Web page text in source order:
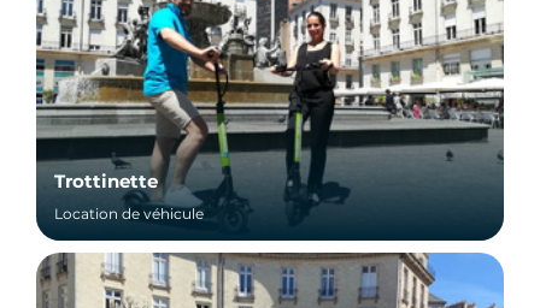
Trottinette
Location de véhicule